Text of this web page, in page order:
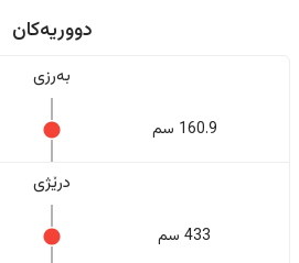
دووریەکان
بەرزی
160.9 سم
درێژی
433 سم